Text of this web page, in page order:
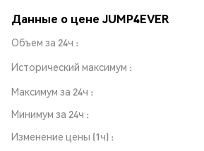
Данные о цене JUMP4EVER
Объем за 24ч
Исторический максимум
Максимум за 24ч
Минимум за 24ч
Изменение цены (1ч)